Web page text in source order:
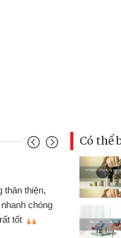
cố chiếc xe wave
bằng CMND online
sẽ giới thiệu cho bạn
Có thể